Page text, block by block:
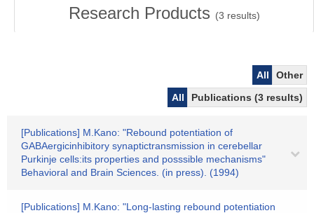
Research Products (3 results)
All
Other
All
Publications (3 results)
[Publications] M.Kano: "Rebound potentiation of
GABAergicinhibitory synaptictransmission in cerebellar
Purkinje cells:its properties and posssible mechanisms"
Behavioral and Brain Sciences. (in press). (1994)
[Publications] M.Kano: "Long-lasting rebound potentiation